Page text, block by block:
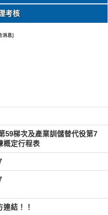
考核
消息]
59梯次及產業訓儲替代役第7
概定行程表
結！！